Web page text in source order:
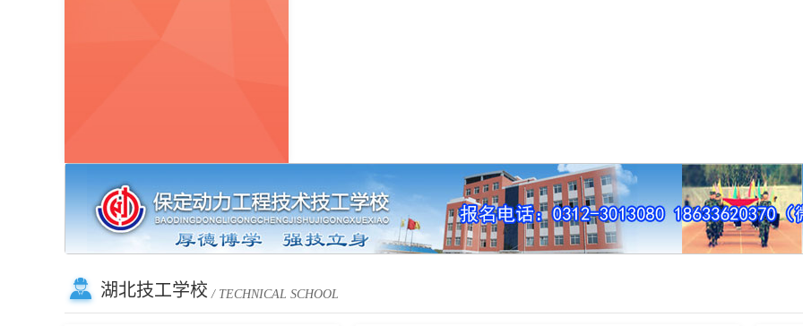
湖北技工学校 / TECHNICAL SCHOOL